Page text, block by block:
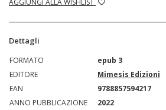
AGGIUNGI ALLA WISHLIST
Dettagli
FORMATO
epub 3
EDITORE
Mimesis Edizioni
EAN
9788857594217
ANNO PUBBLICAZIONE
2022